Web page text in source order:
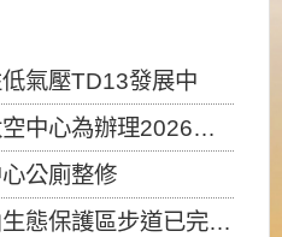
氣壓TD13發展中
灣盃火箭競賽，陸、海、空域警戒及協調相關事宜，因颱風備案事宜
公廁整修
修復，自115年7月13日（星期一）起恢復開放入園，歡迎民眾依規定申請入園....